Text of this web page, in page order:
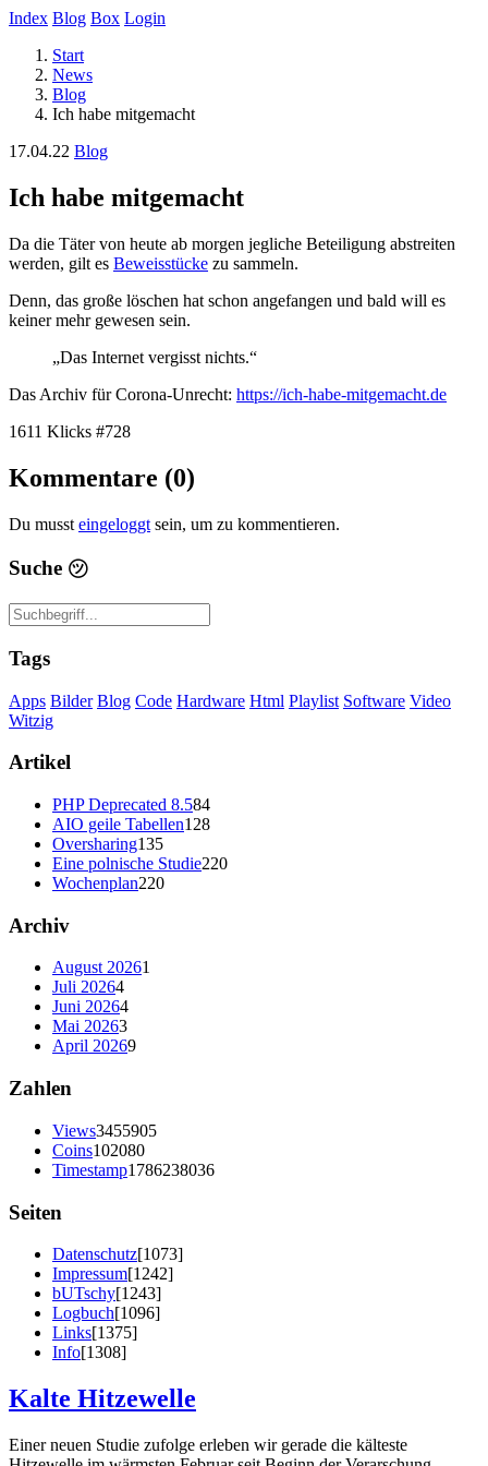
Index Blog Box Login
Start
News
Blog
Ich habe mitgemacht
17.04.22 Blog
Ich habe mitgemacht
Da die Täter von heute ab morgen jegliche Beteiligung abstreiten
werden, gilt es Beweisstücke zu sammeln.
Denn, das große löschen hat schon angefangen und bald will es
keiner mehr gewesen sein.
Das Internet vergisst nichts.
Das Archiv für Corona-Unrecht: https://ich-habe-mitgemacht.de
1611 Klicks #728
Kommentare (0)
Du musst eingeloggt sein, um zu kommentieren.
Suche ㋡
Tags
Apps Bilder Blog Code Hardware Html Playlist Software Video
Witzig
Artikel
PHP Deprecated 8.584
AIO geile Tabellen128
Oversharing135
Eine polnische Studie220
Wochenplan220
Archiv
August 20261
Juli 20264
Juni 20264
Mai 20263
April 20269
Zahlen
Views3455905
Coins102080
Timestamp1786238036
Seiten
Datenschutz[1073]
Impressum[1242]
bUTschy[1243]
Logbuch[1096]
Links[1375]
Info[1308]
Kalte Hitzewelle
Einer neuen Studie zufolge erleben wir gerade die kälteste